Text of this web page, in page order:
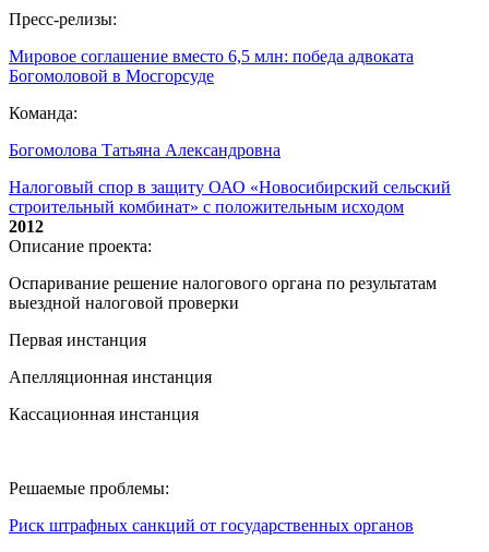
Пресс-релизы:
Мировое соглашение вместо 6,5 млн: победа адвоката
Богомоловой в Мосгорсуде
Команда:
Богомолова Татьяна Александровна
Налоговый спор в защиту ОАО «Новосибирский сельский
строительный комбинат» с положительным исходом
2012
Описание проекта:
Оспаривание решение налогового органа по результатам
выездной налоговой проверки
Первая инстанция
Апелляционная инстанция
Кассационная инстанция
Решаемые проблемы:
Риск штрафных санкций от государственных органов